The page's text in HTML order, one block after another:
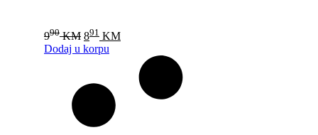
990 KM Original
price
was:
891 KMCurrent
price
891 KM.
Dodaj u korpu